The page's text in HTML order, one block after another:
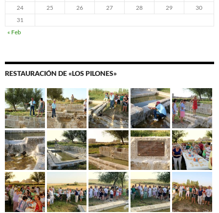
24
25 26 27 28 29
30
31
« Feb
RESTAURACIÓN DE «LOS PILONES»